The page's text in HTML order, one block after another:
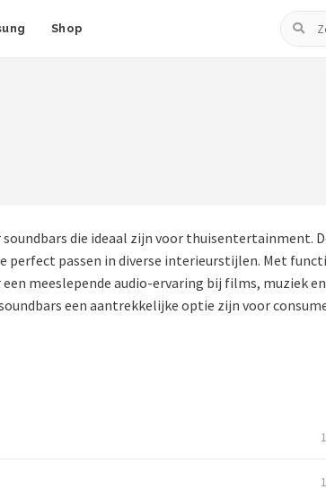
Shop
Zoeken
die ideaal zijn voor thuisentertainment.
passen in diverse interieurstijlen. Met
meeslepende audio-ervaring bij films, muziek
een aantrekkelijke optie zijn voor